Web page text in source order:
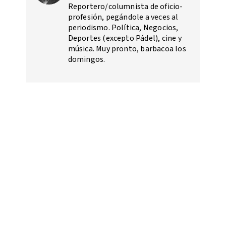
Reportero/columnista de oficio-
profesión, pegándole a veces al
periodismo. Política, Negocios,
Deportes (excepto Pádel), cine y
música. Muy pronto, barbacoa los
domingos.